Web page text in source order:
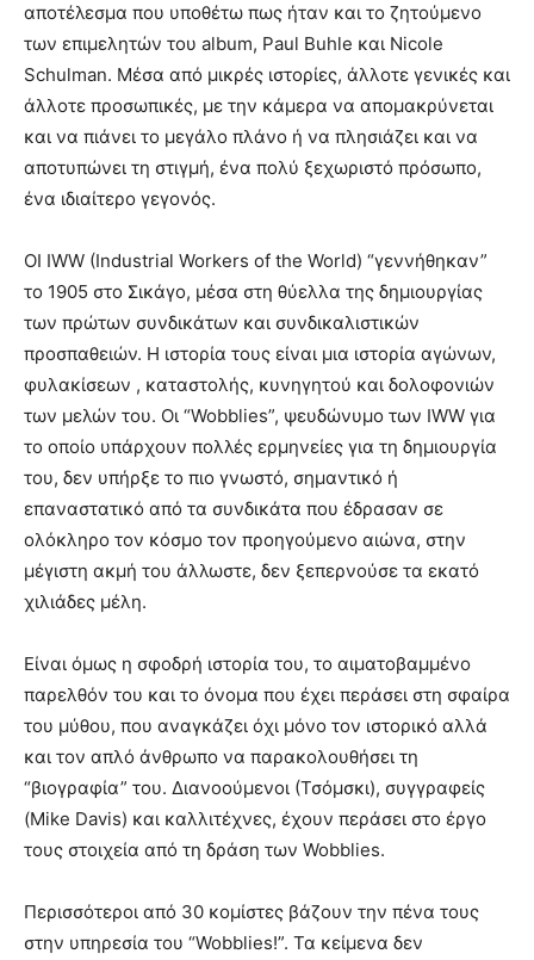
αποτέλεσμα που υποθέτω πως ήταν και το ζητούμενο
των επιμελητών του album, Paul Buhle και Nicole
Schulman. Μέσα από μικρές ιστορίες, άλλοτε γενικές και
άλλοτε προσωπικές, με την κάμερα να απομακρύνεται
και να πιάνει το μεγάλο πλάνο ή να πλησιάζει και να
αποτυπώνει τη στιγμή, ένα πολύ ξεχωριστό πρόσωπο,
ένα ιδιαίτερο γεγονός.
ΟΙ IWW (Industrial Workers of the World) “γεννήθηκαν”
το 1905 στο Σικάγο, μέσα στη θύελλα της δημιουργίας
των πρώτων συνδικάτων και συνδικαλιστικών
προσπαθειών. Η ιστορία τους είναι μια ιστορία αγώνων,
φυλακίσεων , καταστολής, κυνηγητού και δολοφονιών
των μελών του. Οι “Wobblies”, ψευδώνυμο των IWW για
το οποίο υπάρχουν πολλές ερμηνείες για τη δημιουργία
του, δεν υπήρξε το πιο γνωστό, σημαντικό ή
επαναστατικό από τα συνδικάτα που έδρασαν σε
ολόκληρο τον κόσμο τον προηγούμενο αιώνα, στην
μέγιστη ακμή του άλλωστε, δεν ξεπερνούσε τα εκατό
χιλιάδες μέλη.
Είναι όμως η σφοδρή ιστορία του, το αιματοβαμμένο
παρελθόν του και το όνομα που έχει περάσει στη σφαίρα
του μύθου, που αναγκάζει όχι μόνο τον ιστορικό αλλά
και τον απλό άνθρωπο να παρακολουθήσει τη
“βιογραφία” του. Διανοούμενοι (Τσόμσκι), συγγραφείς
(Mike Davis) και καλλιτέχνες, έχουν περάσει στο έργο
τους στοιχεία από τη δράση των Wobblies.
Περισσότεροι από 30 κομίστες βάζουν την πένα τους
στην υπηρεσία του “Wobblies!”. Τα κείμενα δεν